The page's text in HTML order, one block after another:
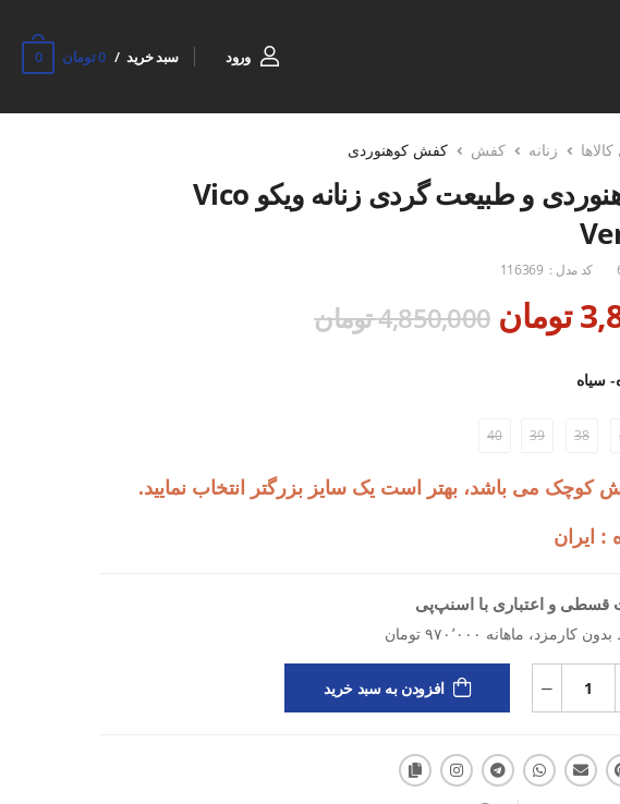
ورود سبد خرید 0 تومان 0
زنانه کفش کفش کوهنوردی
کتونی کوهنوردی و طبیعت گردی زنانه ویکو Vico
کد مدل : 116369
4,850,000 تومان
سیاه
38
39
40
کوچک می باشد، بهتر است یک سایز بزرگتر انتخاب نمایید.
: ایران
قسطی و اعتباری با اسنپ‌پی
افزودن به سبد خرید